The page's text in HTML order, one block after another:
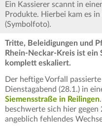
Ein Kassierer scannt in
Produkte. Hierbei kam es
(Symbolfoto).
Tritte, Beleidigungen und
Rhein-Neckar-Kreis ist ein
komplett eskaliert.
Der heftige Vorfall
Dienstagabend (28.1.) in
Siemensstraße in Reilingen
beschwerte sich hier
angeblich fehlendes